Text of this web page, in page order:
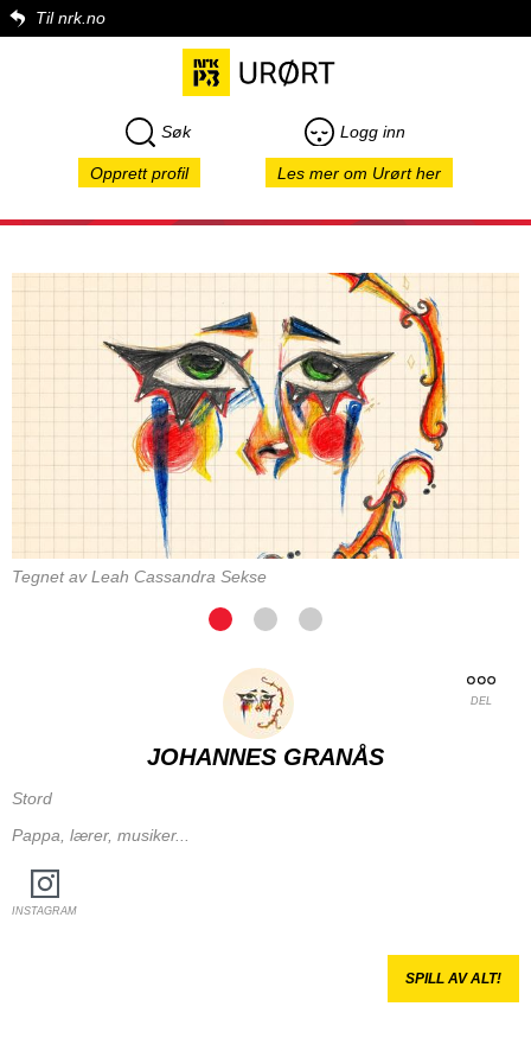
Til nrk.no
Søk Logg inn
Opprett profil Les mer om Urørt her
Tegnet av Leah Cassandra Sekse
DEL
JOHANNES GRANÅS
Stord
Pappa, lærer, musiker...
INSTAGRAM
SPILL AV ALT!